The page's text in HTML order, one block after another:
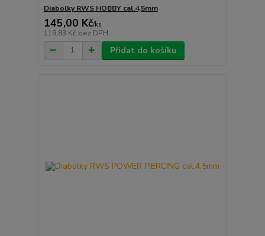
Diabolky RWS HOBBY cal.4,5mm
145,00 Kč/ks
119,83 Kč bez DPH
Přidat do košíku